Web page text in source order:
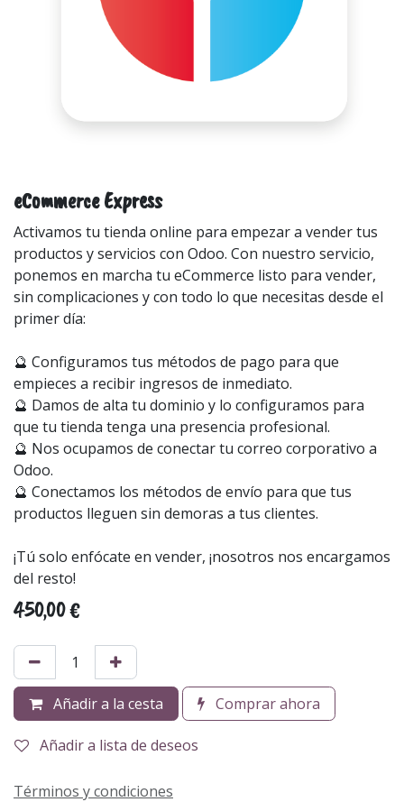
eCommerce Express
Activamos tu tienda online para empezar a vender tus
productos y servicios con Odoo. Con nuestro servicio,
ponemos en marcha tu eCommerce listo para vender,
sin complicaciones y con todo lo que necesitas desde el
primer día:
🔮 Configuramos tus métodos de pago para que
empieces a recibir ingresos de inmediato.
🔮 Damos de alta tu dominio y lo configuramos para
que tu tienda tenga una presencia profesional.
🔮 Nos ocupamos de conectar tu correo corporativo a
Odoo.
🔮 Conectamos los métodos de envío para que tus
productos lleguen sin demoras a tus clientes.
¡Tú solo enfócate en vender, ¡nosotros nos encargamos
del resto!
450,00€
Añadir a la cesta Comprar ahora
Añadir a lista de deseos
Términos y condiciones